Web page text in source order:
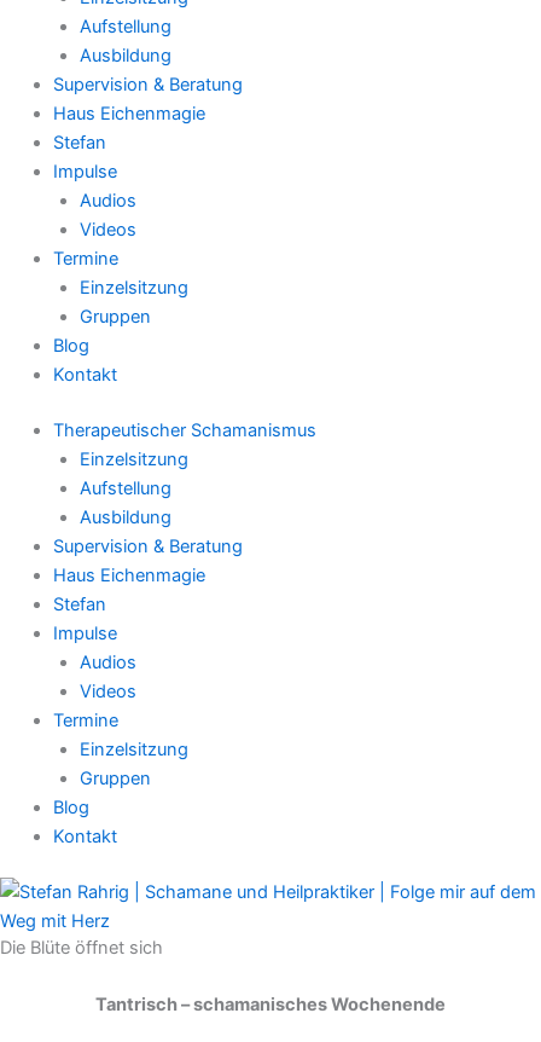
Aufstellung
Ausbildung
Supervision & Beratung
Haus Eichenmagie
Stefan
Impulse
Audios
Videos
Termine
Einzelsitzung
Gruppen
Blog
Kontakt
Therapeutischer Schamanismus
Einzelsitzung
Aufstellung
Ausbildung
Supervision & Beratung
Haus Eichenmagie
Stefan
Impulse
Audios
Videos
Termine
Einzelsitzung
Gruppen
Blog
Kontakt
Die Blüte öffnet sich
Tantrisch – schamanisches Wochenende